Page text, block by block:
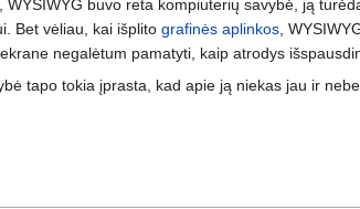
buvo reta kompiuterių savybė, ją
Bet vėliau, kai išplito grafinės aplinkos ,
negalėtum pamatyti, kaip atrodys
tapo tokia įprasta, kad apie ją niekas jau ir